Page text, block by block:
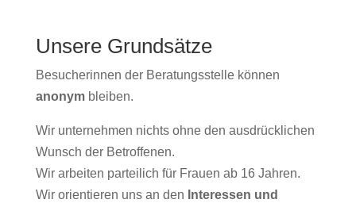
Unsere Grundsätze
Besucherinnen der Beratungsstelle können
anonymbleiben.
Wir unternehmen nichts ohne den ausdrücklichen
Wunsch der Betroffenen.
Wir arbeiten parteilich für Frauen ab 16 Jahren.
Wir orientieren uns an den Interessen und